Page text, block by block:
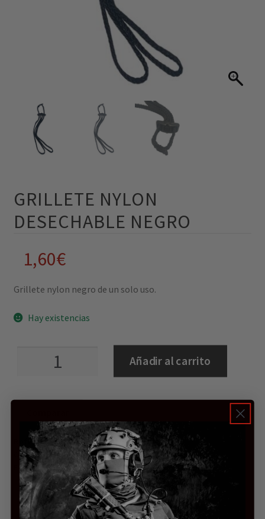
GRILLETE NYLON
DESECHABLE NEGRO
1,60€
Grillete nylon negro de un solo uso.
Hay existencias
negro
Añadir al carrito
Referencia: 9000000028661
Categorías:
Armería,Grilletes policiales y llaves
Etiqueta:
Sin etiqueta
Descripción
Valoraciones